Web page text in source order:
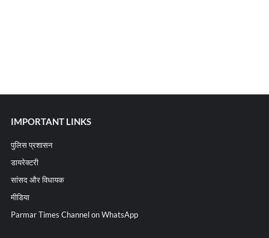
IMPORTANT LINKS
पुलिस प्रशासन
डायरेक्टरी
सांसद और विधायक
मीडिया
Parmar Times Channel on WhatsApp